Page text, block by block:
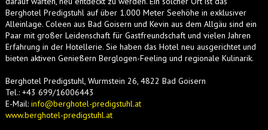
Berghotel Predigstuhl auf über 1.000 Meter Seehöhe in exklusiver
Alleinlage. Coleen aus Bad Goisern und Kevin aus dem Allgäu sind ein
Paar mit großer Leidenschaft für Gastfreundschaft und vielen Jahren
Erfahrung in der Hotellerie. Sie haben das Hotel neu ausgerichtet und
bieten aktiven Genießern Berglogen-Feeling und regionale Kulinarik.
Berghotel Predigstuhl, Wurmstein 26, 4822 Bad Goisern
Tel.: +43 699/16006443
E-Mail: info@berghotel-predigstuhl.at
www.berghotel-predigstuhl.at